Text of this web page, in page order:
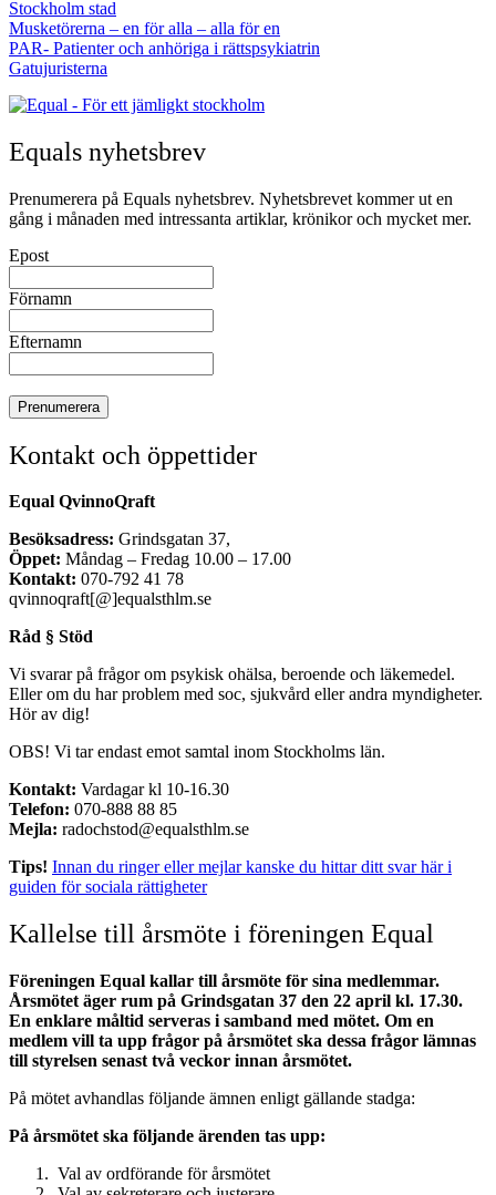
Stockholm stad
Musketörerna – en för alla – alla för en
PAR- Patienter och anhöriga i rättspsykiatrin
Gatujuristerna
Equals nyhetsbrev
Prenumerera på Equals nyhetsbrev. Nyhetsbrevet kommer ut en
gång i månaden med intressanta artiklar, krönikor och mycket mer.
Epost
Förnamn
Efternamn
Kontakt och öppettider
Equal QvinnoQraft
Besöksadress: Grindsgatan 37,
Öppet: Måndag – Fredag 10.00 – 17.00
Kontakt: 070-792 41 78
qvinnoqraft[@]equalsthlm.se
Råd § Stöd
Vi svarar på frågor om psykisk ohälsa, beroende och läkemedel.
Eller om du har problem med soc, sjukvård eller andra myndigheter.
Hör av dig!
OBS! Vi tar endast emot samtal inom Stockholms län.
Kontakt: Vardagar kl 10-16.30
Telefon: 070-888 88 85
Mejla: radochstod@equalsthlm.se
Tips! Innan du ringer eller mejlar kanske du hittar ditt svar här i
guiden för sociala rättigheter
Kallelse till årsmöte i föreningen Equal
Föreningen Equal kallar till årsmöte för sina medlemmar.
Årsmötet äger rum på Grindsgatan 37 den 22 april kl. 17.30.
En enklare måltid serveras i samband med mötet. Om en
medlem vill ta upp frågor på årsmötet ska dessa frågor lämnas
till styrelsen senast två veckor innan årsmötet.
På mötet avhandlas följande ämnen enligt gällande stadga:
På årsmötet ska följande ärenden tas upp:
Val av ordförande för årsmötet